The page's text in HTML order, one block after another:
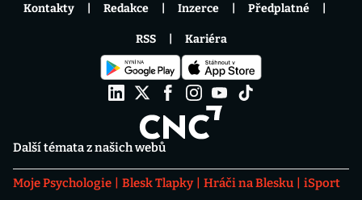
Další témata z našich webů
Moje Psychologie Blesk Tlapky Hráči na Blesku
iSport
Kontakty Redakce Inzerce Předplatné
RSS Kariéra